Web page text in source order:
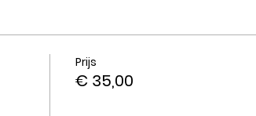
decoratiemateriaal ,…
Prijs
€ 35,00